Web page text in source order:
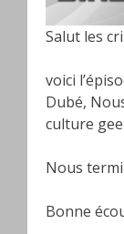
Salut les
voici
Dubé,
culture
Nous
Bonne